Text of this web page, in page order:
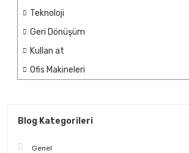
Teknoloji
Geri Dönüşüm
Kullan at
Ofis Makineleri
Blog Kategorileri
Genel